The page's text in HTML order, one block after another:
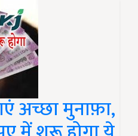
अच्छा मुनाफ़ा,